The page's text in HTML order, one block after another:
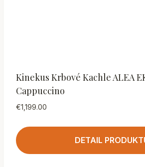
Kinekus Krbové Kachle ALEA
Cappuccino
€1,199.00
DETAIL